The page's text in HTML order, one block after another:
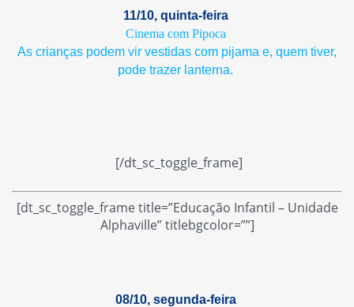
11/10, quinta-feira
Cinema com Pipoca
As crianças podem vir vestidas com pijama e, quem tiver,
pode trazer lanterna.
[/dt_sc_toggle_frame]
[dt_sc_toggle_frame title=”Educação Infantil – Unidade
Alphaville” titlebgcolor=””]
08/10, segunda-feira